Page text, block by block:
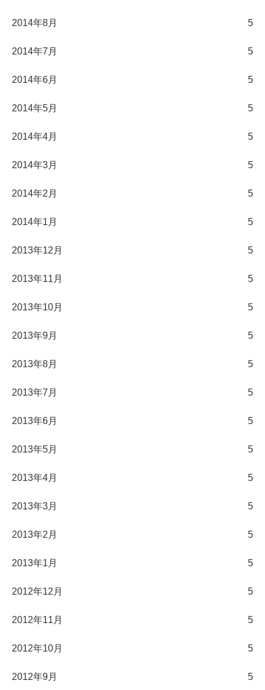
2014年8月 5
2014年7月 5
2014年6月 5
2014年5月 5
2014年4月 5
2014年3月 5
2014年2月 5
2014年1月 5
2013年12月 5
2013年11月 5
2013年10月 5
2013年9月 5
2013年8月 5
2013年7月 5
2013年6月 5
2013年5月 5
2013年4月 5
2013年3月 5
2013年2月 5
2013年1月 5
2012年12月 5
2012年11月 5
2012年10月 5
2012年9月 5